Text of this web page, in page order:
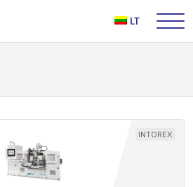
LT
INTOREX